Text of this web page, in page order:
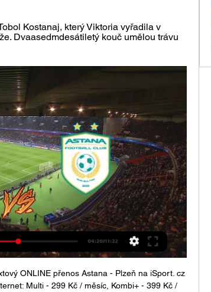
Kostanaj, který Viktoria vyřadila v
Dvaasedmdesátiletý kouč umělou trávu
ONLINE přenos Astana - Plzeň na iSport. cz
Multi - 299 Kč / měsíc, Kombi+ - 399 Kč /